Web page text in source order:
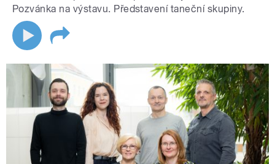
Pozvánka na výstavu. Představení taneční skupiny.